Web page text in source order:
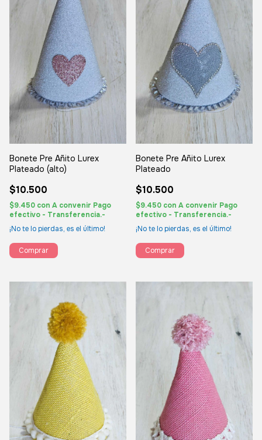
Bonete Pre Añito Lurex
Plateado (alto)
$10.500
$9.450 con A convenir Pago
efectivo - Transferencia.-
¡No te lo pierdas, es el último!
Comprar
Bonete Pre Añito Lurex
Plateado
$10.500
$9.450 con A convenir Pago
efectivo - Transferencia.-
¡No te lo pierdas, es el último!
Comprar